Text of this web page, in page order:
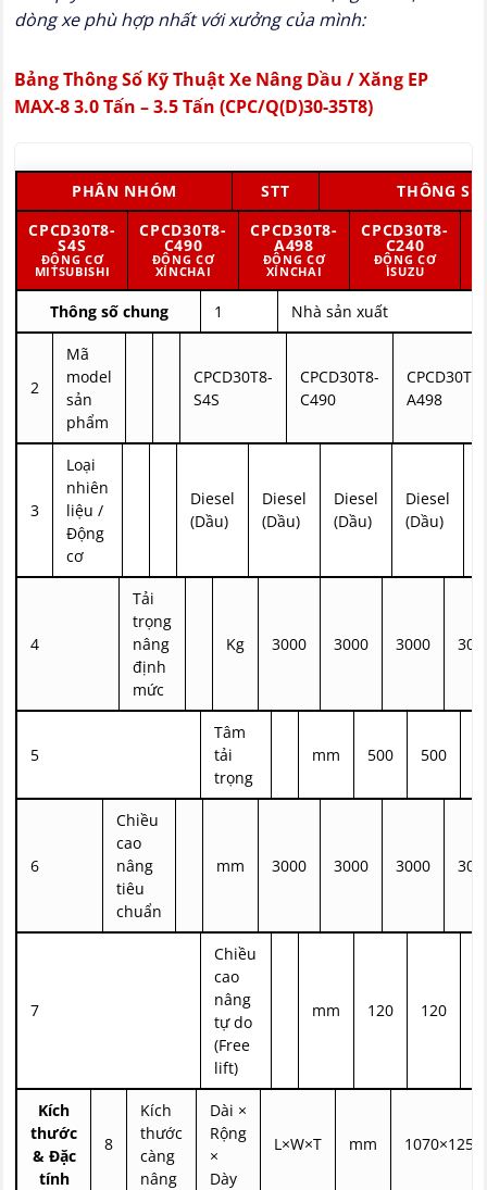
dòng xe phù hợp nhất với xưởng của mình:
Bảng Thông Số Kỹ Thuật Xe Nâng Dầu / Xăng EP
MAX-8 3.0 Tấn – 3.5 Tấn (CPC/Q(D)30-35T8)
PHÂN NHÓM STT
THÔNG
CPCD30T8-
S4S
ĐỘNG CƠ
MITSUBISHI
CPCD30T8-
C490
ĐỘNG CƠ
XINCHAI
CPCD30T8-
A498
ĐỘNG CƠ
XINCHAI
CPCD30T8-
C240
ĐỘNG CƠ
ISUZU
Thông số chung 1 Nhà sản xuất
2
Mã
model
sản
phẩm
CPCD30T8-
S4S
CPCD30T8-
C490
CPCD30T8-
A498
3
Loại
nhiên
liệu /
Động
cơ
Diesel
(Dầu)
Diesel
(Dầu)
Diesel
(Dầu)
Diesel
(Dầu)
4
Tải
trọng
nâng
định
mức
Kg 3000 3000 3000
5
Tâm
tải
trọng
mm 500 500
6
Chiều
cao
nâng
tiêu
chuẩn
mm 3000 3000 3000
7
Chiều
cao
nâng
tự do
(Free
lift)
mm 120 120
Kích
thước
& Đặc
tính
8
Kích
thước
càng
nâng
Dài ×
Rộng
×
Dày
L×W×T mm